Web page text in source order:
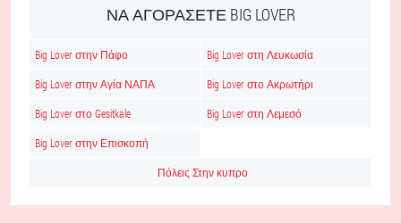
ΝΑ ΑΓΟΡΆΣΕΤΕ BIG LOVER
Big Lover στην Πάφο Big Lover στη Λευκωσία
Big Lover στην Αγία ΝΑΠΑ Big Lover στο Ακρωτήρι
Big Lover στο Gesitkale Big Lover στη Λεμεσό
Big Lover στην Επισκοπή
Πόλεις Στην κυπρο